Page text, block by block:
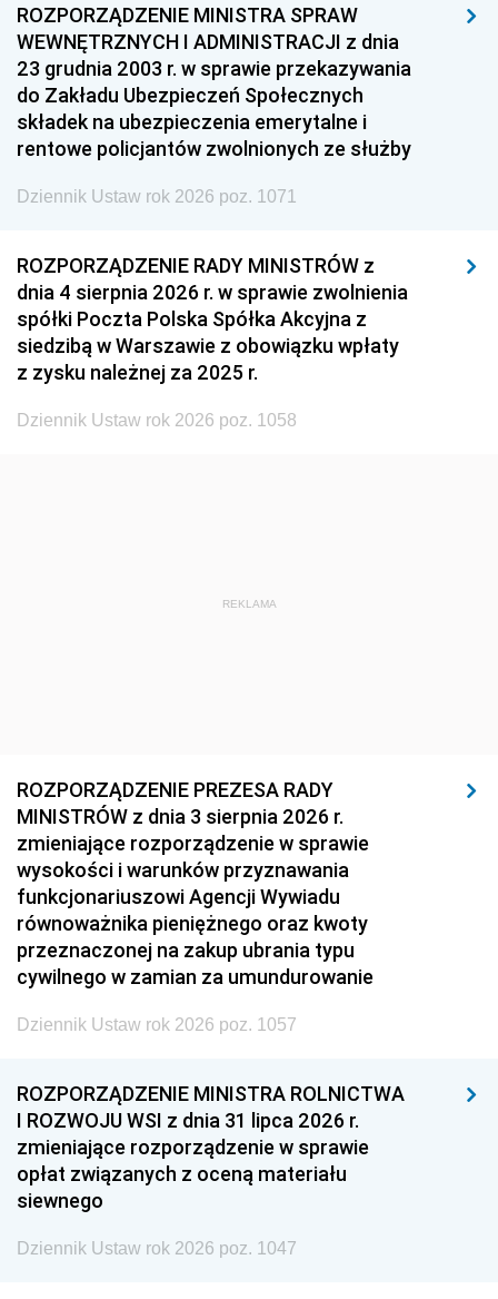
1957 1956 1955
1954 1953 1952
1951 1950 1949
1948 1947 1946
1937
1932 1931 1930
1929 1928 1927
1926 1925
1923 1922
ROZPORZĄDZENIE MINISTRA SPRAW
WEWNĘTRZNYCH I ADMINISTRACJI z dnia
23 grudnia 2003 r. w sprawie przekazywania
do Zakładu Ubezpieczeń Społecznych
składek na ubezpieczenia emerytalne i
rentowe policjantów zwolnionych ze służby
Dziennik Ustaw rok 2026 poz. 1071
ROZPORZĄDZENIE RADY MINISTRÓW z
dnia 4 sierpnia 2026 r. w sprawie zwolnienia
spółki Poczta Polska Spółka Akcyjna z
siedzibą w Warszawie z obowiązku wpłaty
z zysku należnej za 2025 r.
Dziennik Ustaw rok 2026 poz. 1058
REKLAMA
ROZPORZĄDZENIE PREZESA RADY
MINISTRÓW z dnia 3 sierpnia 2026 r.
zmieniające rozporządzenie w sprawie
wysokości i warunków przyznawania
funkcjonariuszowi Agencji Wywiadu
równoważnika pieniężnego oraz kwoty
przeznaczonej na zakup ubrania typu
cywilnego w zamian za umundurowanie
Dziennik Ustaw rok 2026 poz. 1057
ROZPORZĄDZENIE MINISTRA ROLNICTWA
I ROZWOJU WSI z dnia 31 lipca 2026 r.
zmieniające rozporządzenie w sprawie
opłat związanych z oceną materiału
siewnego
Dziennik Ustaw rok 2026 poz. 1047